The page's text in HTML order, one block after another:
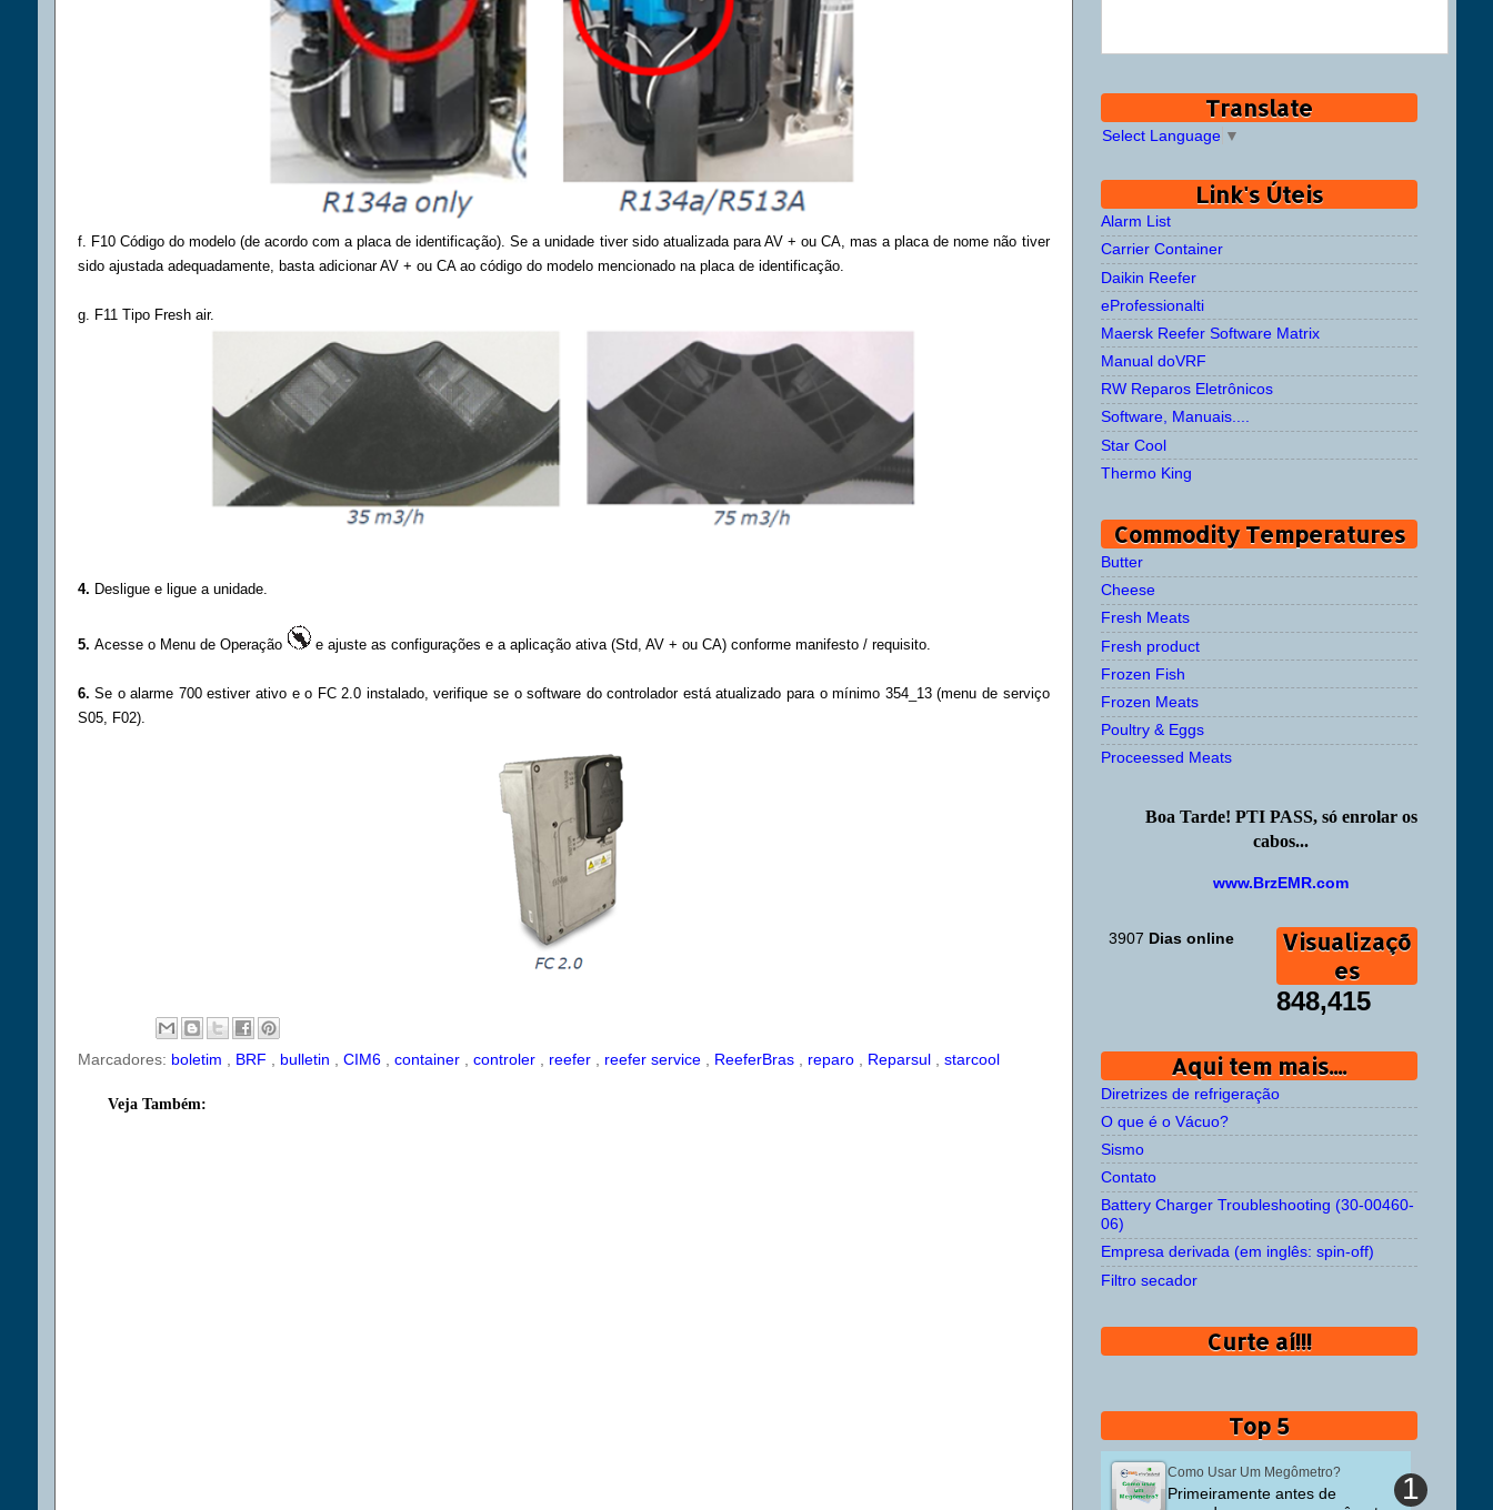
f. F10 Código do modelo (de acordo com a placa de identificação). Se a unidade tiver sido atualizada para AV + ou CA, mas a placa de nome não tiver
sido ajustada adequadamente, basta adicionar AV + ou CA ao código do modelo mencionado na placa de identificação.
g. F11 Tipo Fresh air.
4. Desligue e ligue a unidade.
5. Acesse o Menu de Operação e ajuste as configurações e a aplicação ativa (Std, AV + ou CA) conforme manifesto / requisito.
6.Se o alarme 700 estiver ativo e o FC 2.0 instalado, verifique se o software do controlador está atualizado para o mínimo 354_13 (menu de serviço
S05, F02).
Marcadores: boletim BRF bulletin CIM6 container controler reefer reefer service ReeferBras reparo Reparsul starcool
Veja Também:
Translate
Select Language ▼
Link's Úteis
Alarm List
Carrier Container
Daikin Reefer
eProfessionalti
Maersk Reefer Software Matrix
Manual doVRF
RW Reparos Eletrônicos
Software, Manuais....
Star Cool
Thermo King
Commodity Temperatures
Butter
Cheese
Fresh Meats
Fresh product
Frozen Fish
Frozen Meats
Poultry & Eggs
Proceessed Meats
Boa Tarde! PTI PASS, só enrolar os
cabos...
www.BrzEMR.com
3907 Dias online
Visualizaçõ
es
848,415
Aqui tem mais....
Diretrizes de refrigeração
O que é o Vácuo?
Sismo
Contato
Battery Charger Troubleshooting (30-00460-
06)
Empresa derivada (em inglês: spin-off)
Filtro secador
Curte aí!!!
Top 5
Como Usar Um Megômetro?
Primeiramente antes de